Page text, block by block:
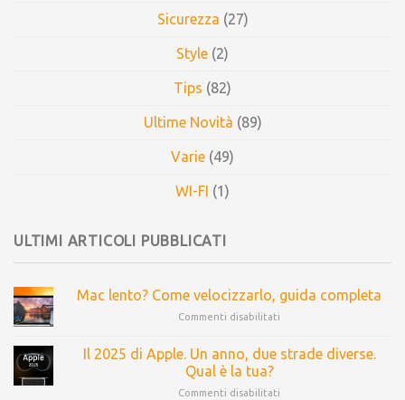
Sicurezza (27)
Style (2)
Tips (82)
Ultime Novità (89)
Varie (49)
WI-FI (1)
ULTIMI ARTICOLI PUBBLICATI
Mac lento? Come velocizzarlo, guida completa
Commenti disabilitati
Il 2025 di Apple. Un anno, due strade diverse.
Qual è la tua?
Commenti disabilitati